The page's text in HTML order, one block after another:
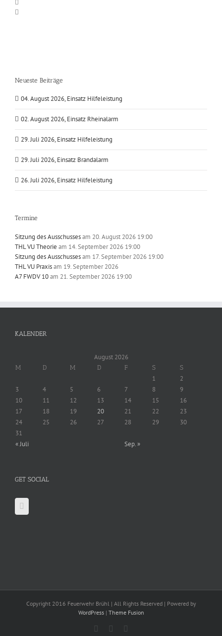
Neueste Beiträge
04. August 2026, Einsatz Hilfeleistung
02. August 2026, Einsatz Rheinalarm
29. Juli 2026, Einsatz Hilfeleistung
29. Juli 2026, Einsatz Brandalarm
26. Juli 2026, Einsatz Hilfeleistung
Termine
Sitzung des Ausschussesam 20. August 2026 19:00
THL VU Theorie am 14. September 2026 19:00
Sitzung des Ausschussesam 17. September 2026 19:00
THL VU Praxisam 19. September 2026
A7 FWDV 10am 21. September 2026 19:00
KALENDER
August 2026
M D M D F S S
1
2
3
4 5 6 7 8
9
10
11 12 13 14 15
16
17
18 19 20 21 22
23
24
25 26 27 28 29
30
31
« Juli
Sep. »
GET SOCIAL
Copyright 2016 Feuerwehr Brühl | All Rights Reserved | Powered by
WordPress| Theme Fusion
Facebook